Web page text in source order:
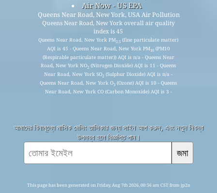
Air Now - US EPA
Queens Near Road, New York, USA Air Pollution
Queens Near Road, New York overall air quality
index is 45
Queens Near Road, New York PM2.5 (fine particulate matter)
AQI is 45 - Queens Near Road, New York PM10(PM10
(Respirable particulate matter)) AQI is n/a - Queens Near
Road, New York NO2(Nitrogen Dioxide) AQI is 11 - Queens
Near Road, New York SO2 (Sulphur Dioxide) AQI is n/a -
Queens Near Road, New York O3(Ozone) AQI is 10 - Queens
Near Road, New York CO (Carbon Monoxide) AQI is 3 -
আমাদের বিনামূল্যে মাসিক মেলিং তালিকার জন্য সাইন আপ করুন, এবং নতুন নিবন্ধ
উপলব্ধ হলে বিজ্ঞপ্তি পান।
জমা
This page has been generated on Friday, Aug 7th 2026, 00:56 am CST from jp2n